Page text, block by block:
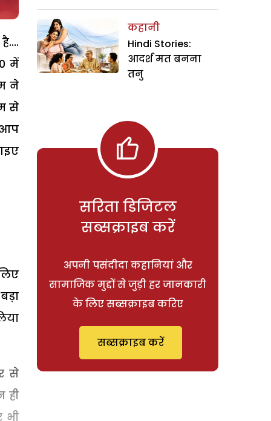
में
ने
से
आप
से
ही
भी
कहानी
Hindi Stories:
आदर्श मत बनना
तनु
सरिता डिजिटल
सब्सक्राइब करें
अपनी पसंदीदा कहानियां और
सामाजिक मुद्दों से जुड़ी हर जानकारी
के लिए सब्सक्राइब करिए
सब्सक्राइब करें